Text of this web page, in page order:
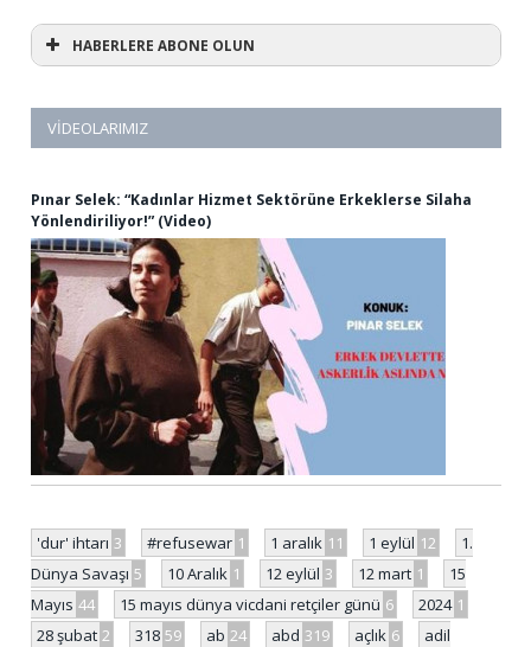
HABERLERE ABONE OLUN
VIDEOLARIMIZ
Pınar Selek: “Kadınlar Hizmet Sektörüne Erkeklerse Silaha
Yönlendiriliyor!” (Video)
'dur' ihtarı 3 #refusewar 1 1 aralık 11 1 eylül 12
1.
Dünya Savaşı 5 10 Aralık 1 12 eylül 3 12 mart 1
15
Mayıs 44 15 mayıs dünya vicdani retçiler günü 6 2024 1
28 şubat 2 318 59 ab 24 abd 319 açlık 6
adil